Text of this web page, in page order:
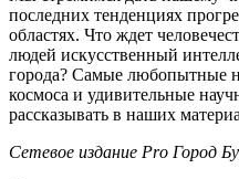
последних тенденциях
областях. Что ждет
людей искусственный
города? Самые любопытные
космоса и удивительные
рассказывать в наших
Сетевое издание Рrо Город